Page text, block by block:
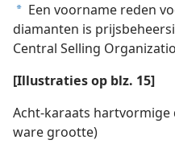
a Een voorname reden
diamanten is
Central Selling
[Illustraties op blz. 15]
Acht-karaats
ware grootte)